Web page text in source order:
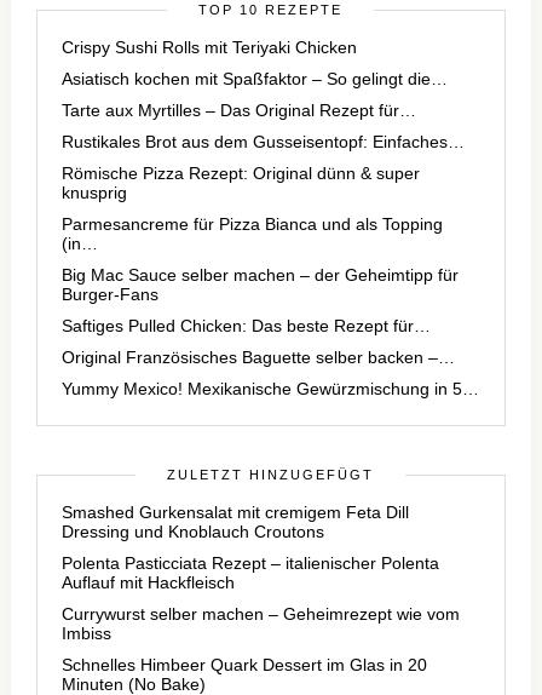
TOP 10 REZEPTE
Crispy Sushi Rolls mit Teriyaki Chicken
Asiatisch kochen mit Spaßfaktor – So gelingt die…
Tarte aux Myrtilles – Das Original Rezept für…
Rustikales Brot aus dem Gusseisentopf: Einfaches…
Römische Pizza Rezept: Original dünn & super
knusprig
Parmesancreme für Pizza Bianca und als Topping
(in…
Big Mac Sauce selber machen – der Geheimtipp für
Burger-Fans
Saftiges Pulled Chicken: Das beste Rezept für…
Original Französisches Baguette selber backen –…
Yummy Mexico! Mexikanische Gewürzmischung in 5…
ZULETZT HINZUGEFÜGT
Smashed Gurkensalat mit cremigem Feta Dill
Dressing und Knoblauch Croutons
Polenta Pasticciata Rezept – italienischer Polenta
Auflauf mit Hackfleisch
Currywurst selber machen – Geheimrezept wie vom
Imbiss
Schnelles Himbeer Quark Dessert im Glas in 20
Minuten (No Bake)